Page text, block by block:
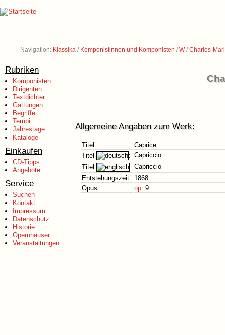
Navigation: Klassika / Komponistinnen und Komponisten /W/Charles-
Rubriken
Komponisten
Dirigenten
Textdichter
Gattungen
Begriffe
Tempi
Jahrestage
Kataloge
Einkaufen
CD-Tipps
Angebote
Service
Suchen
Kontakt
Impressum
Datenschutz
Historie
Opernhäuser
Veranstaltungen
Allgemeine Angaben zum Werk:
Titel:
Caprice
Titel
: Capriccio
Titel
: Capriccio
Entstehungszeit: 1868
Opus:
op. 9